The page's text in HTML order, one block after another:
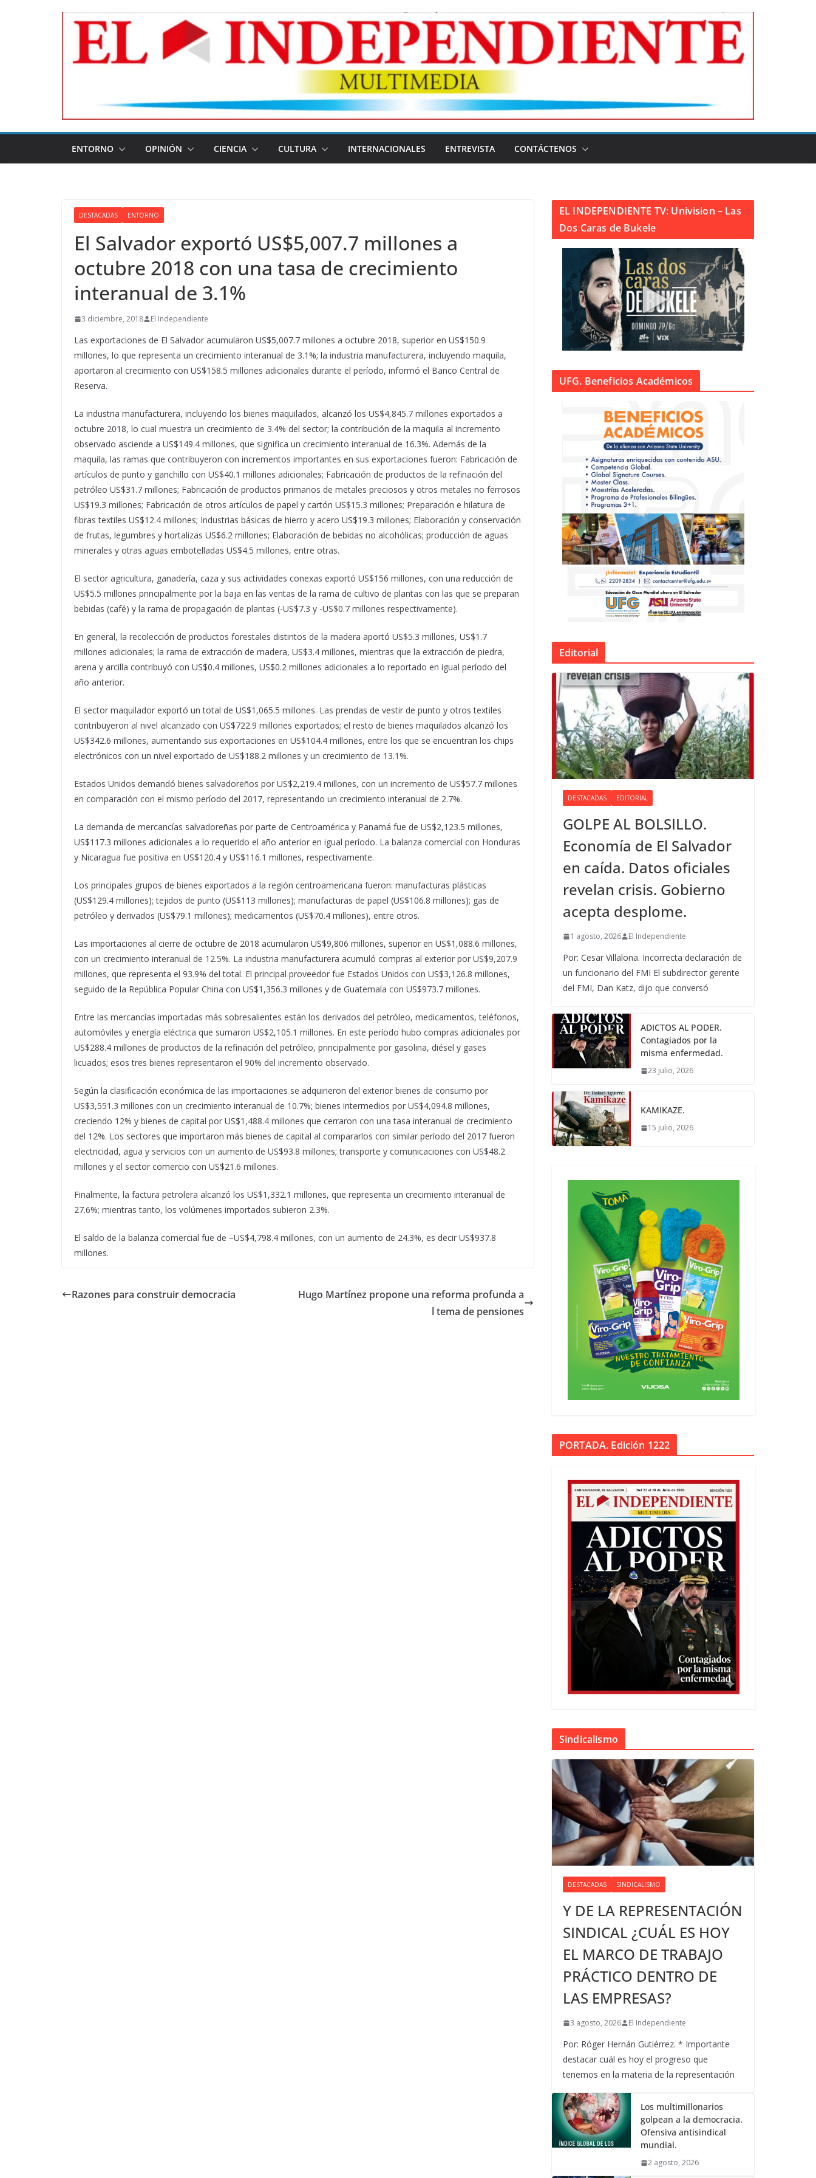
ENTORNO OPINIÓN CIENCIA CULTURA INTERNACIONALES ENTREVISTA CONTÁCTENOS
DESTACADAS ENTORNO
El Salvador exportó US$5,007.7 millones a
octubre 2018 con una tasa de crecimiento
interanual de 3.1%
3 diciembre, 2018 El Independiente
Las exportaciones de El Salvador acumularon US$5,007.7 millones a octubre 2018, superior en US$150.9
millones, lo que representa un crecimiento interanual de 3.1%; la industria manufacturera, incluyendo maquila,
aportaron al crecimiento con US$158.5 millones adicionales durante el período, informó el Banco Central de
Reserva.
La industria manufacturera, incluyendo los bienes maquilados, alcanzó los US$4,845.7 millones exportados a
octubre 2018, lo cual muestra un crecimiento de 3.4% del sector; la contribución de la maquila al incremento
observado asciende a US$149.4 millones, que significa un crecimiento interanual de 16.3%. Además de la
maquila, las ramas que contribuyeron con incrementos importantes en sus exportaciones fueron: Fabricación de
artículos de punto y ganchillo con US$40.1 millones adicionales; Fabricación de productos de la refinación del
petróleo US$31.7 millones; Fabricación de productos primarios de metales preciosos y otros metales no ferrosos
US$19.3 millones; Fabricación de otros artículos de papel y cartón US$15.3 millones; Preparación e hilatura de
fibras textiles US$12.4 millones; Industrias básicas de hierro y acero US$19.3 millones; Elaboración y conservación
de frutas, legumbres y hortalizas US$6.2 millones; Elaboración de bebidas no alcohólicas; producción de aguas
minerales y otras aguas embotelladas US$4.5 millones, entre otras.
El sector agricultura, ganadería, caza y sus actividades conexas exportó US$156 millones, con una reducción de
US$5.5 millones principalmente por la baja en las ventas de la rama de cultivo de plantas con las que se preparan
bebidas (café) y la rama de propagación de plantas (-US$7.3 y -US$0.7 millones respectivamente).
En general, la recolección de productos forestales distintos de la madera aportó US$5.3 millones, US$1.7
millones adicionales; la rama de extracción de madera, US$3.4 millones, mientras que la extracción de piedra,
arena y arcilla contribuyó con US$0.4 millones, US$0.2 millones adicionales a lo reportado en igual período del
año anterior.
El sector maquilador exportó un total de US$1,065.5 millones. Las prendas de vestir de punto y otros textiles
contribuyeron al nivel alcanzado con US$722.9 millones exportados; el resto de bienes maquilados alcanzó los
US$342.6 millones, aumentando sus exportaciones en US$104.4 millones, entre los que se encuentran los chips
electrónicos con un nivel exportado de US$188.2 millones y un crecimiento de 13.1%.
Estados Unidos demandó bienes salvadoreños por US$2,219.4 millones, con un incremento de US$57.7 millones
en comparación con el mismo período del 2017, representando un crecimiento interanual de 2.7%.
La demanda de mercancías salvadoreñas por parte de Centroamérica y Panamá fue de US$2,123.5 millones,
US$117.3 millones adicionales a lo requerido el año anterior en igual período. La balanza comercial con Honduras
y Nicaragua fue positiva en US$120.4 y US$116.1 millones, respectivamente.
Los principales grupos de bienes exportados a la región centroamericana fueron: manufacturas plásticas
(US$129.4 millones); tejidos de punto (US$113 millones); manufacturas de papel (US$106.8 millones); gas de
petróleo y derivados (US$79.1 millones); medicamentos (US$70.4 millones), entre otros.
Las importaciones al cierre de octubre de 2018 acumularon US$9,806 millones, superior en US$1,088.6 millones,
con un crecimiento interanual de 12.5%. La industria manufacturera acumuló compras al exterior por US$9,207.9
millones, que representa el 93.9% del total. El principal proveedor fue Estados Unidos con US$3,126.8 millones,
seguido de la República Popular China con US$1,356.3 millones y de Guatemala con US$973.7 millones.
Entre las mercancías importadas más sobresalientes están los derivados del petróleo, medicamentos, teléfonos,
automóviles y energía eléctrica que sumaron US$2,105.1 millones. En este período hubo compras adicionales por
US$288.4 millones de productos de la refinación del petróleo, principalmente por gasolina, diésel y gases
licuados; esos tres bienes representaron el 90% del incremento observado.
Según la clasificación económica de las importaciones se adquirieron del exterior bienes de consumo por
US$3,551.3 millones con un crecimiento interanual de 10.7%; bienes intermedios por US$4,094.8 millones,
creciendo 12% y bienes de capital por US$1,488.4 millones que cerraron con una tasa interanual de crecimiento
del 12%. Los sectores que importaron más bienes de capital al compararlos con similar período del 2017 fueron
electricidad, agua y servicios con un aumento de US$93.8 millones; transporte y comunicaciones con US$48.2
millones y el sector comercio con US$21.6 millones.
Finalmente, la factura petrolera alcanzó los US$1,332.1 millones, que representa un crecimiento interanual de
27.6%; mientras tanto, los volúmenes importados subieron 2.3%.
El saldo de la balanza comercial fue de –US$4,798.4 millones, con un aumento de 24.3%, es decir US$937.8
millones.
Razones para construir democracia
Hugo Martínez propone una reforma profunda a
l tema de pensiones
EL INDEPENDIENTE TV: Univision – Las
Dos Caras de Bukele
UFG. Beneficios Académicos
Editorial
DESTACADAS EDITORIAL
GOLPE AL BOLSILLO.
Economía de El Salvador
en caída. Datos oficiales
revelan crisis. Gobierno
acepta desplome.
1 agosto, 2026 El Independiente
Por: Cesar Villalona. Incorrecta declaración de
un funcionario del FMI El subdirector gerente
del FMI, Dan Katz, dijo que conversó
ADICTOS AL PODER.
Contagiados por la
misma enfermedad.
23 julio, 2026
KAMIKAZE.
15 julio, 2026
PORTADA. Edición 1222
Sindicalismo
DESTACADAS SINDICALISMO
Y DE LA REPRESENTACIÓN
SINDICAL ¿CUÁL ES HOY
EL MARCO DE TRABAJO
PRÁCTICO DENTRO DE
LAS EMPRESAS?
3 agosto, 2026 El Independiente
Por: Róger Hernán Gutiérrez. * Importante
destacar cuál es hoy el progreso que
tenemos en la materia de la representación
Los multimillonarios
golpean a la democracia.
Ofensiva antisindical
mundial.
2 agosto, 2026